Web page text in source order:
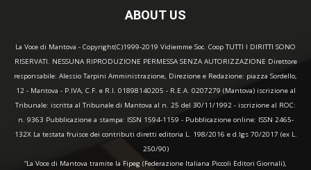
ABOUT US
La Voce di Mantova - Copyright(C)1999-2019 Vidiemme Soc. Coop TUTTI I DIRITTI SONO
RISERVATI. NESSUNA RIPRODUZIONE PERMESSA SENZA AUTORIZZAZIONE Direttore
responsabile: Alessio Tarpini Amministrazione, Direzione e Redazione: piazza Sordello,
12 - Mantova - P.IVA, C.F. e R.I. 01898140205 - R.E.A. 0207279 (Mantova) iscrizione al
Tribunale: iscritta al Tribunale di Mantova al n. 25 del 30/11/1992 - iscrizione al ROC:
n. 9363 Pubblicazione a stampa: ISSN 1594-1159 - Pubblicazione online: ISSN 2465-
132X La testata fruisce dei contributi diretti editoria L. 198/2016 e d.lgs 70/2017 (ex L.
250/90)
“La Voce di Mantova tramite la Fipeg (Federazione Italiana Piccoli Editori Giornali),